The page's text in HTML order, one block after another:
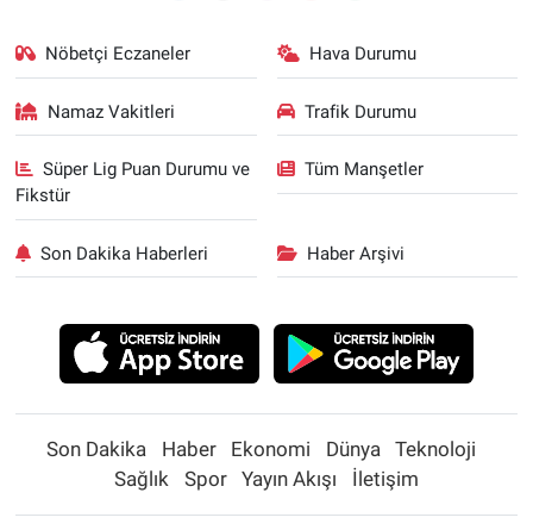
Nöbetçi Eczaneler Hava Durumu
Namaz Vakitleri Trafik Durumu
Süper Lig Puan Durumu ve
Fikstür
Tüm Manşetler
Son Dakika Haberleri Haber Arşivi
Son Dakika Haber Ekonomi Dünya
Teknoloji
Sağlık
Spor Yayın Akışı İletişim